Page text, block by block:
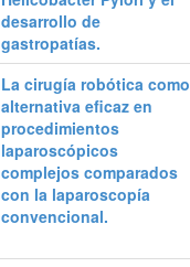
desarrollo de
gastropatías.
La cirugía robótica como
alternativa eficaz en
procedimientos
laparoscópicos
complejos comparados
con la laparoscopía
convencional.